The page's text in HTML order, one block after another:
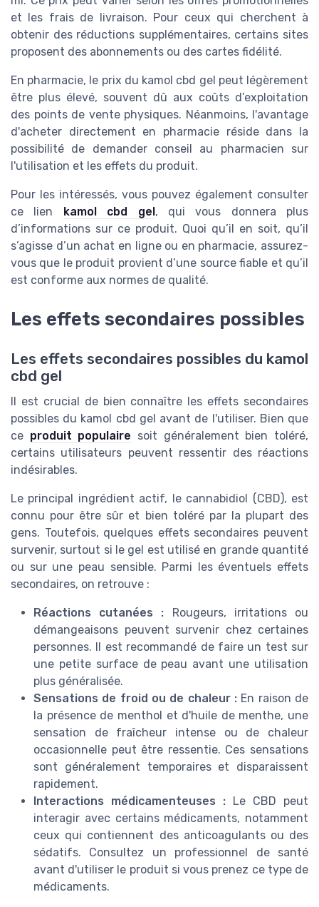
et les frais de livraison. Pour ceux qui cherchent à
obtenir des réductions supplémentaires, certains sites
proposent des abonnements ou des cartes fidélité.
En pharmacie, le prix du kamol cbd gel peut légèrement
être plus élevé, souvent dû aux coûts d’exploitation
des points de vente physiques. Néanmoins, l'avantage
d'acheter directement en pharmacie réside dans la
possibilité de demander conseil au pharmacien sur
l'utilisation et les effets du produit.
Pour les intéressés, vous pouvez également consulter
ce lien
kamol cbd gel , qui vous donnera plus
d’informations sur ce produit. Quoi qu’il en soit, qu’il
s’agisse d’un achat en ligne ou en pharmacie, assurez-
vous que le produit provient d’une source fiable et qu’il
est conforme aux normes de qualité.
Les effets secondaires possibles
Les effets secondaires possibles du kamol
cbd gel
Il est crucial de bien connaître les effets secondaires
possibles du kamol cbd gel avant de l'utiliser. Bien que
ce produit populaire soit généralement bien toléré,
certains utilisateurs peuvent ressentir des réactions
indésirables.
Le principal ingrédient actif, le cannabidiol (CBD), est
connu pour être sûr et bien toléré par la plupart des
gens. Toutefois, quelques effets secondaires peuvent
survenir, surtout si le gel est utilisé en grande quantité
ou sur une peau sensible. Parmi les éventuels effets
secondaires, on retrouve :
Réactions cutanées : Rougeurs, irritations ou
démangeaisons peuvent survenir chez certaines
personnes. Il est recommandé de faire un test sur
une petite surface de peau avant une utilisation
plus généralisée.
Sensations de froid ou de chaleur : En raison de
la présence de menthol et d'huile de menthe, une
sensation de fraîcheur intense ou de chaleur
occasionnelle peut être ressentie. Ces sensations
sont généralement temporaires et disparaissent
rapidement.
Interactions médicamenteuses : Le CBD peut
interagir avec certains médicaments, notamment
ceux qui contiennent des anticoagulants ou des
sédatifs. Consultez un professionnel de santé
avant d'utiliser le produit si vous prenez ce type de
médicaments.